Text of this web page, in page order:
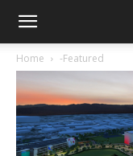
Home -Featured